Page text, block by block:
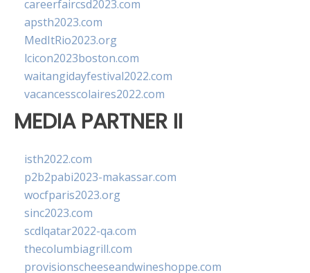
careerfaircsd2023.com
apsth2023.com
MedItRio2023.org
lcicon2023boston.com
waitangidayfestival2022.com
vacancesscolaires2022.com
MEDIA PARTNER II
isth2022.com
p2b2pabi2023-makassar.com
wocfparis2023.org
sinc2023.com
scdlqatar2022-qa.com
thecolumbiagrill.com
provisionscheeseandwineshoppe.com